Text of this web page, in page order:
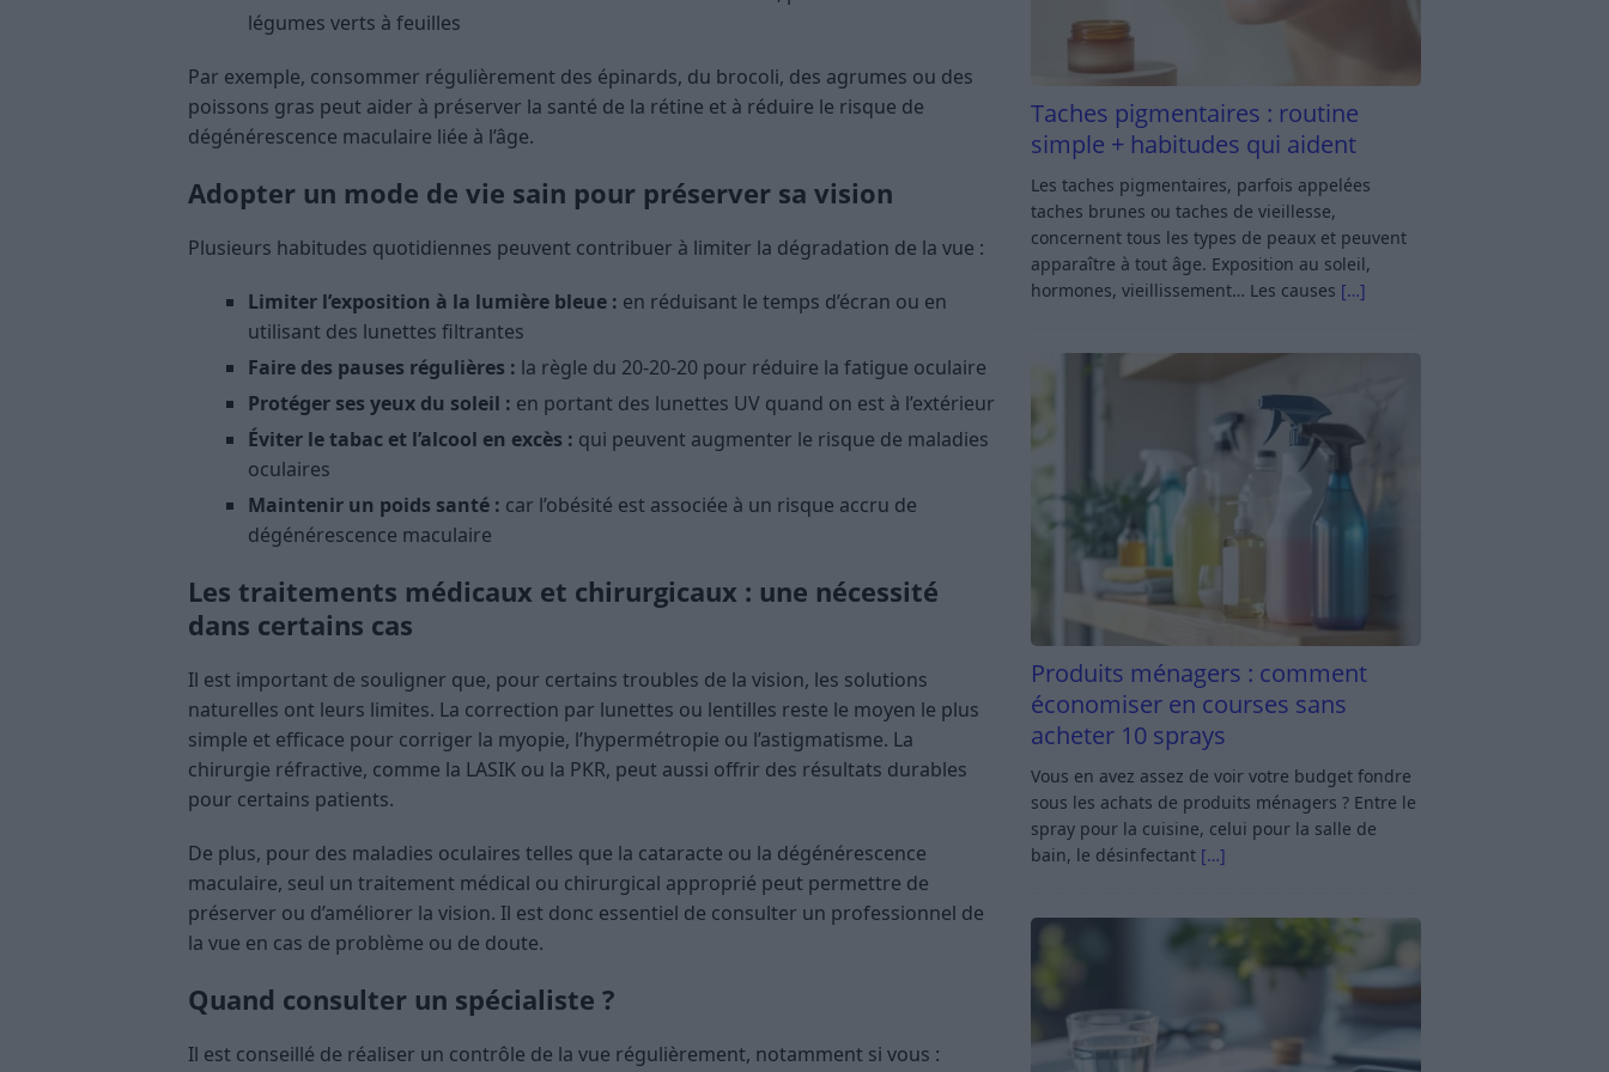
légumes verts à feuilles
Par exemple, consommer régulièrement des épinards, du brocoli, des agrumes ou des
poissons gras peut aider à préserver la santé de la rétine et à réduire le risque de
dégénérescence maculaire liée à l’âge.
Adopter un mode de vie sain pour préserver sa vision
Plusieurs habitudes quotidiennes peuvent contribuer à limiter la dégradation de la vue :
Limiter l’exposition à la lumière bleue : en réduisant le temps d’écran ou en
utilisant des lunettes filtrantes
Faire des pauses régulières : la règle du 20-20-20 pour réduire la fatigue oculaire
Protéger ses yeux du soleil : en portant des lunettes UV quand on est à l’extérieur
Éviter le tabac et l’alcool en excès : qui peuvent augmenter le risque de maladies
oculaires
Maintenir un poids santé : car l’obésité est associée à un risque accru de
dégénérescence maculaire
Les traitements médicaux et chirurgicaux : une nécessité
dans certains cas
Il est important de souligner que, pour certains troubles de la vision, les solutions
naturelles ont leurs limites. La correction par lunettes ou lentilles reste le moyen le plus
simple et efficace pour corriger la myopie, l’hypermétropie ou l’astigmatisme. La
chirurgie réfractive, comme la LASIK ou la PKR, peut aussi offrir des résultats durables
pour certains patients.
De plus, pour des maladies oculaires telles que la cataracte ou la dégénérescence
maculaire, seul un traitement médical ou chirurgical approprié peut permettre de
préserver ou d’améliorer la vision. Il est donc essentiel de consulter un professionnel de
la vue en cas de problème ou de doute.
Quand consulter un spécialiste ?
Il est conseillé de réaliser un contrôle de la vue régulièrement, notamment si vous :
Taches pigmentaires : routine
simple + habitudes qui aident
Les taches pigmentaires, parfois appelées
taches brunes ou taches de vieillesse,
concernent tous les types de peaux et peuvent
apparaître à tout âge. Exposition au soleil,
hormones, vieillissement… Les causes […]
Produits ménagers : comment
économiser en courses sans
acheter 10 sprays
Vous en avez assez de voir votre budget fondre
sous les achats de produits ménagers ? Entre le
spray pour la cuisine, celui pour la salle de
bain, le désinfectant […]